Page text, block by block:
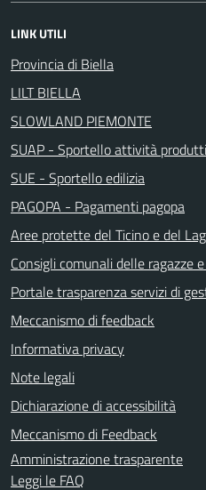
LINK UTILI
Provincia di Biella
LILT BIELLA
SLOWLAND PIEMONTE
SUAP - Sportello attività
SUE - Sportello edilizia
PAGOPA - Pagamenti pagopa
Aree protette del Ticino e del
Consigli comunali delle ragazze
Portale trasparenza servizi di
Meccanismo di feedback
Informativa privacy
Note legali
Dichiarazione di accessibilità
Meccanismo di Feedback
Amministrazione trasparente
Leggi le FAQ